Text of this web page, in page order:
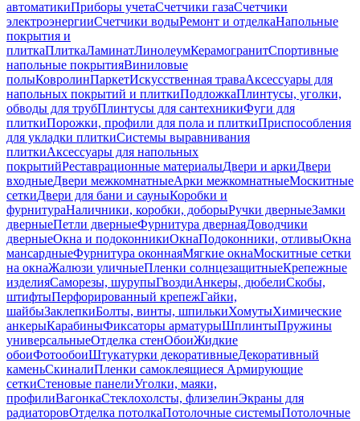
автоматикиПриборы учетаСчетчики газаСчетчики
электроэнергииСчетчики водыРемонт и отделкаНапольные
покрытия и
плиткаПлиткаЛаминатЛинолеумКерамогранитСпортивные
напольные покрытияВиниловые
полыКовролинПаркетИскусственная траваАксессуары для
напольных покрытий и плиткиПодложкаПлинтусы, уголки,
обводы для трубПлинтусы для сантехникиФуги для
плиткиПорожки, профили для пола и плиткиПриспособления
для укладки плиткиСистемы выравнивания
плиткиАксессуары для напольных
покрытийРеставрационные материалыДвери и аркиДвери
входныеДвери межкомнатныеАрки межкомнатныеМоскитные
сеткиДвери для бани и сауныКоробки и
фурнитураНаличники, коробки, доборыРучки дверныеЗамки
дверныеПетли дверныеФурнитура двернаяДоводчики
дверныеОкна и подоконникиОкнаПодоконники, отливыОкна
мансардныеФурнитура оконнаяМягкие окнаМоскитные сетки
на окнаЖалюзи уличныеПленки солнцезащитныеКрепежные
изделияСаморезы, шурупыГвоздиАнкеры, дюбелиСкобы,
штифтыПерфорированный крепежГайки,
шайбыЗаклепкиБолты, винты, шпилькиХомутыХимические
анкерыКарабиныФиксаторы арматурыШплинтыПружины
универсальныеОтделка стенОбоиЖидкие
обоиФотообоиШтукатурки декоративныеДекоративный
каменьСкиналиПленки самоклеящиеся Армирующие
сеткиСтеновые панелиУголки, маяки,
профилиВагонкаСтеклохолсты, флизелинЭкраны для
радиаторовОтделка потолкаПотолочные системыПотолочные